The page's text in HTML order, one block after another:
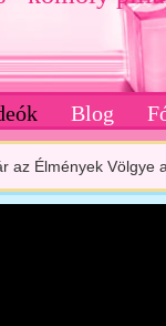
Blog
az Élmények Völgye